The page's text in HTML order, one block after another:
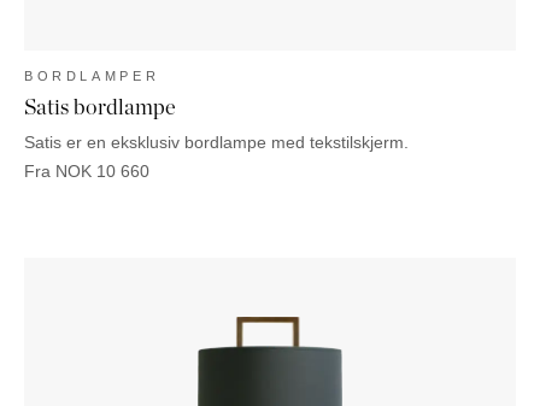
BORDLAMPER
Satis bordlampe
Satis er en eksklusiv bordlampe med tekstilskjerm.
Fra NOK 10 660